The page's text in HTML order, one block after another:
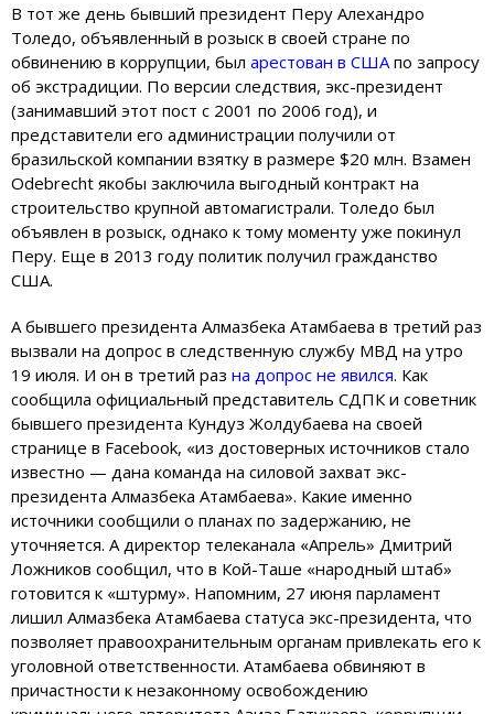
В тот же день бывший президент Перу Алехандро
Толедо, объявленный в розыск в своей стране по
обвинению в коррупции, был арестован в США по запросу
об экстрадиции. По версии следствия, экс-президент
(занимавший этот пост с 2001 по 2006 год), и
представители его администрации получили от
бразильской компании взятку в размере $20 млн. Взамен
Odebrecht якобы заключила выгодный контракт на
строительство крупной автомагистрали. Толедо был
объявлен в розыск, однако к тому моменту уже покинул
Перу. Еще в 2013 году политик получил гражданство
США.
А бывшего президента Алмазбека Атамбаева в третий раз
вызвали на допрос в следственную службу МВД на утро
19 июля. И он в третий раз на допрос не явился. Как
сообщила официальный представитель СДПК и советник
бывшего президента Кундуз Жолдубаева на своей
странице в Facebook, «из достоверных источников стало
известно — дана команда на силовой захват экс-
президента Алмазбека Атамбаева». Какие именно
источники сообщили о планах по задержанию, не
уточняется. А директор телеканала «Апрель» Дмитрий
Ложников сообщил, что в Кой-Таше «народный штаб»
готовится к «штурму». Напомним, 27 июня парламент
лишил Алмазбека Атамбаева статуса экс-президента, что
позволяет правоохранительным органам привлекать его к
уголовной ответственности. Атамбаева обвиняют в
причастности к незаконному освобождению